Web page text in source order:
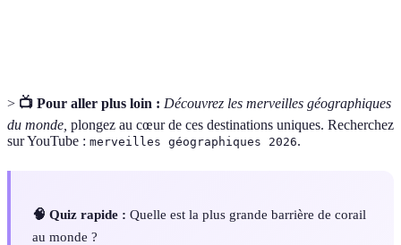
> 📺 Pour aller plus loin : Découvrez les merveilles géographiques
du monde, plongez au cœur de ces destinations uniques. Recherchez
sur YouTube : merveilles géographiques 2026.
🧠 Quiz rapide : Quelle est la plus grande barrière de corail
au monde ?